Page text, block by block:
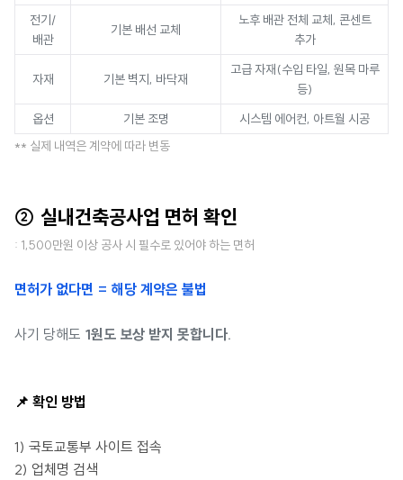
전기/
배관
기본 배선 교체
노후 배관 전체 교체, 콘센트
추가
자재 기본 벽지, 바닥재
고급 자재(수입 타일, 원목 마루
등)
옵션
기본 조명
시스템 에어컨, 아트월 시공
** 실제 내역은 계약에 따라 변동
② 실내건축공사업 면허 확인
: 1,500만원 이상 공사 시 필수로 있어야 하는 면허
면허가 없다면 = 해당 계약은 불법
사기 당해도 1원도 보상 받지 못합니다.
📌 확인 방법
1) 국토교통부 사이트 접속
2) 업체명 검색